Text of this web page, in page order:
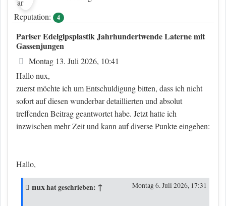
Reputation:
4
Pariser Edelgipsplastik Jahrhundertwende Laterne mit
Gassenjungen
Beitrag
Montag 13. Juli 2026, 10:41
Hallo nux,
zuerst möchte ich um Entschuldigung bitten, dass ich nicht
sofort auf diesen wunderbar detaillierten und absolut
treffenden Beitrag geantwortet habe. Jetzt hatte ich
inzwischen mehr Zeit und kann auf diverse Punkte eingehen:
Hallo,
nuxhat geschrieben: ↑ Montag 6. Juli 2026, 17:31